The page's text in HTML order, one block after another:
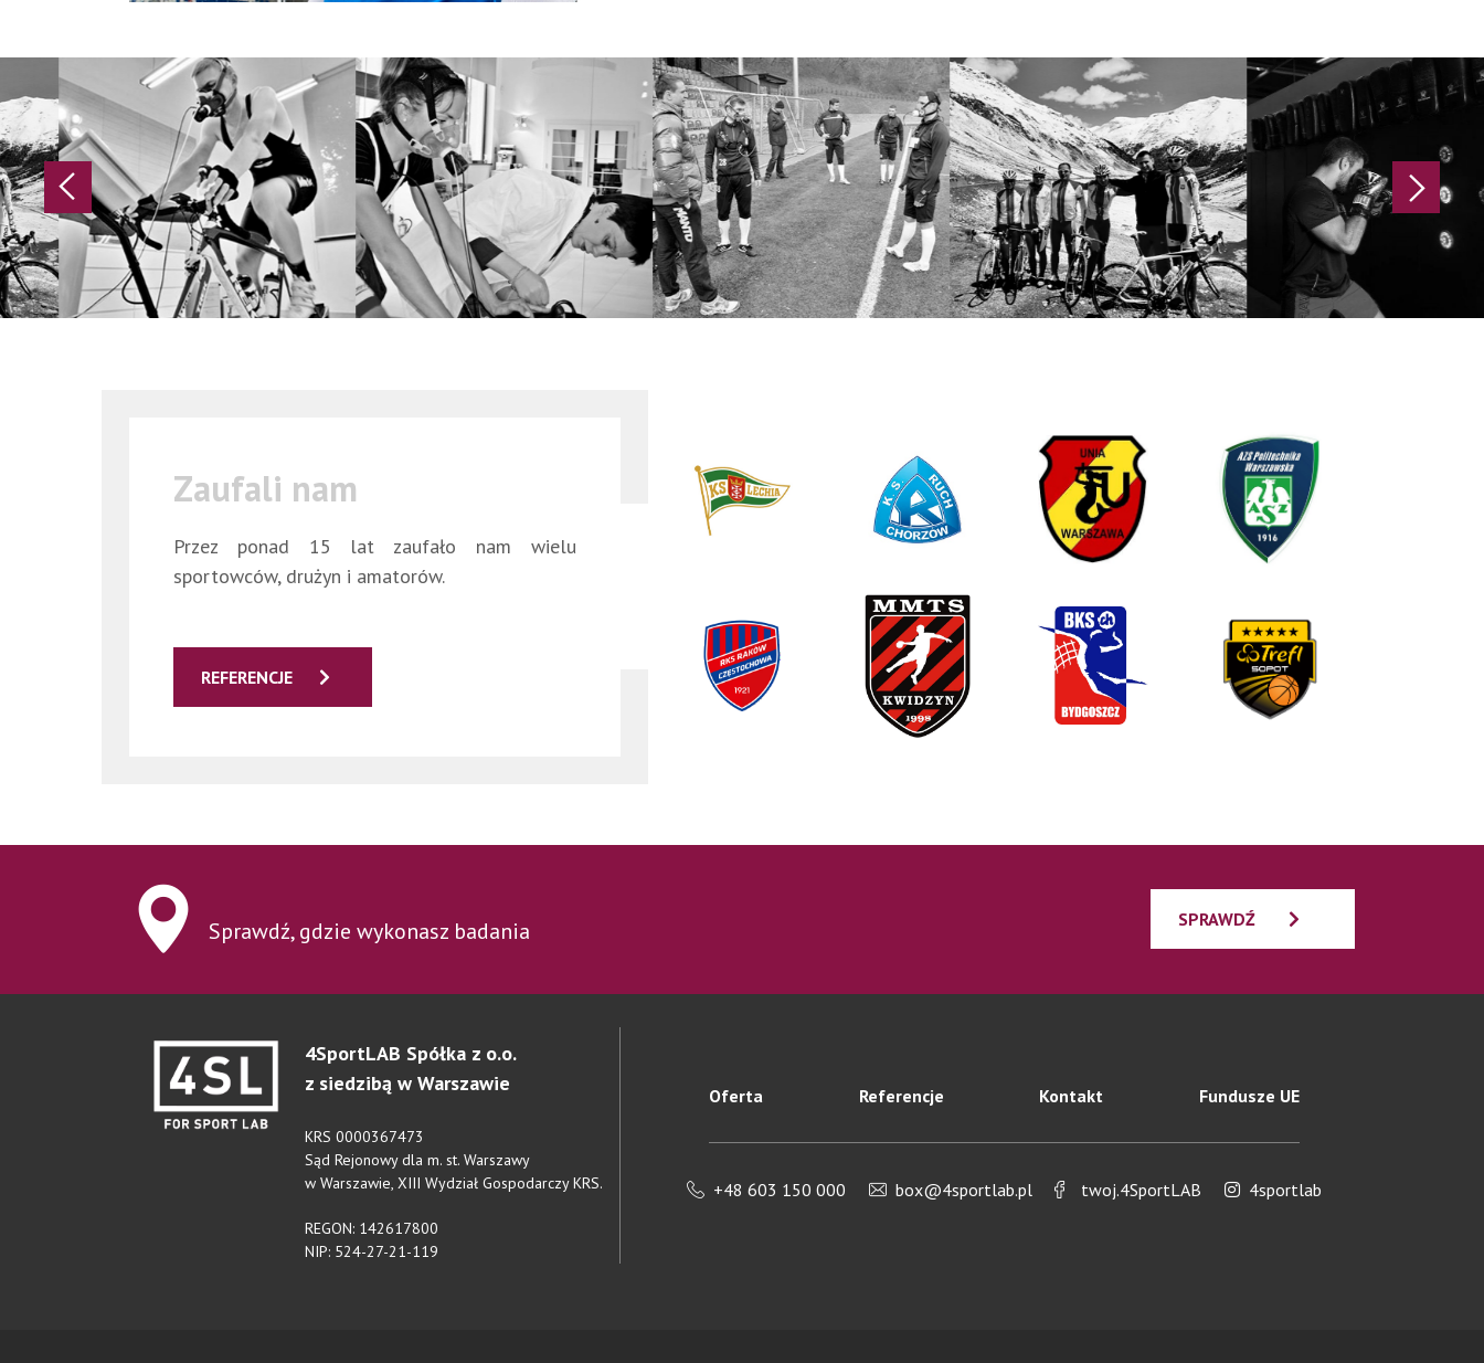
Zaufali nam
Przez ponad 15 lat zaufało nam wielu
sportowców, drużyn i amatorów.
REFERENCJE
Sprawdź, gdzie wykonasz badania SPRAWDŹ
4SportLAB Spółka z o.o.
z siedzibą w Warszawie
KRS 0000367473
Sąd Rejonowy dla m. st. Warszawy
w Warszawie, XIII Wydział Gospodarczy KRS.
REGON: 142617800
NIP: 524-27-21-119
Oferta Referencje Kontakt Fundusze UE
+48 603 150 000 box@4sportlab.pl twoj.4SportLAB 4sportlab